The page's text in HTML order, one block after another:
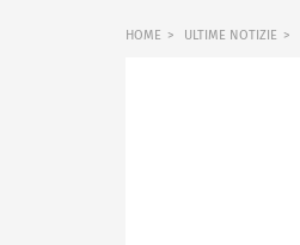
HOME ULTIME NOTIZIE